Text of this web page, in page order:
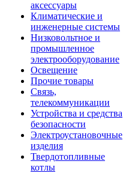
аксессуары
Климатические и
инженерные системы
Низковольтное и
промышленное
электрооборудование
Освещение
Прочие товары
Связь,
телекоммуникации
Устройства и средства
безопасности
Электроустановочные
изделия
Твердотопливные
котлы